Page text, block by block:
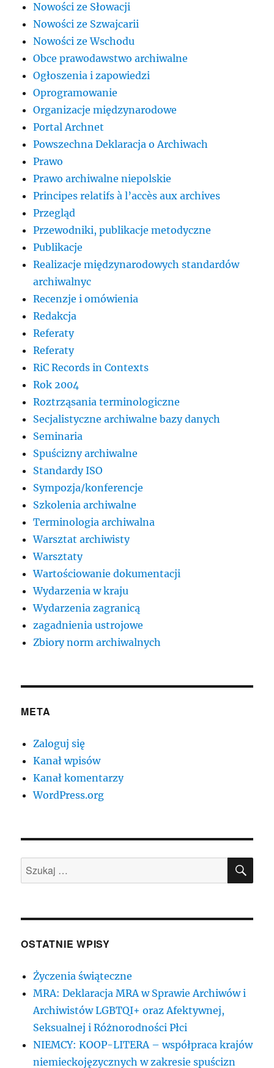
Nowości ze Słowacji
Nowości ze Szwajcarii
Nowości ze Wschodu
Obce prawodawstwo archiwalne
Ogłoszenia i zapowiedzi
Oprogramowanie
Organizacje międzynarodowe
Portal Archnet
Powszechna Deklaracja o Archiwach
Prawo
Prawo archiwalne niepolskie
Principes relatifs à l’accès aux archives
Przegląd
Przewodniki, publikacje metodyczne
Publikacje
Realizacje międzynarodowych standardów
archiwalnyc
Recenzje i omówienia
Redakcja
Referaty
Referaty
RiC Records in Contexts
Rok 2004
Roztrząsania terminologiczne
Secjalistyczne archiwalne bazy danych
Seminaria
Spuścizny archiwalne
Standardy ISO
Sympozja/konferencje
Szkolenia archiwalne
Terminologia archiwalna
Warsztat archiwisty
Warsztaty
Wartościowanie dokumentacji
Wydarzenia w kraju
Wydarzenia zagranicą
zagadnienia ustrojowe
Zbiory norm archiwalnych
META
Zaloguj się
Kanał wpisów
Kanał komentarzy
WordPress.org
Szukaj:
OSTATNIE WPISY
Życzenia świąteczne
MRA: Deklaracja MRA w Sprawie Archiwów i
Archiwistów LGBTQI+ oraz Afektywnej,
Seksualnej i Różnorodności Płci
NIEMCY: KOOP-LITERA – współpraca krajów
niemieckojęzycznych w zakresie spuścizn